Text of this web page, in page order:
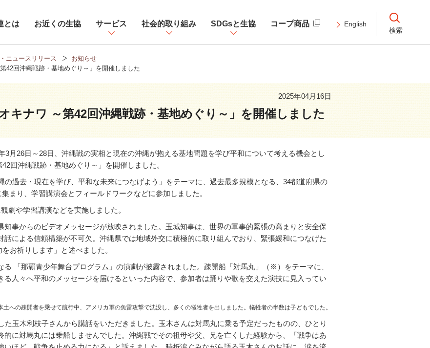
とは お近くの生協 サービス 社会的取り組み SDGsと生協 コープ商品
English
検索
ニュースリリース
お知らせ
42回沖縄戦跡・基地めぐり～」を開催しました
2025年04月16日
キナワ ～第42回沖縄戦跡・基地めぐり～」を開催しました
3月 26日～ 28日、沖縄戦の実相と現在の沖縄が抱える基地問題を学び平和について考える機会とし
42回沖縄戦跡・基地めぐり～」を開催しました。
の過去・現在を学び、平和な未来につなげよう」をテーマに、過去最多規模となる、34都道府県の
まり、学習講演会とフィールドワークなどに参加しました。
劇や学習講演などを実施しました。
事からのビデオメッセージが放映されました。玉城知事は、世界の軍事的緊張の高まりと安全保
話による信頼構築が不可欠。沖縄県では地域外交に積極的に取り組んでおり、緊張緩和につなげた
お祈りします」と述べました。
る
「那覇青少年舞台プログラム」の演劇が披露されました。疎開船「対馬丸」（※）をテーマに、
人々へ平和のメッセージを届けるといった内容で、参加者は踊りや歌を交えた演技に見入ってい
への疎開者を乗せて航行中、アメリカ軍の魚雷攻撃で沈没し、多くの犠牲者を出しました。犠牲者の半数は子どもでした。
た玉木利枝子さんから講話をいただきました。玉木さんは対馬丸に乗る予定だったものの、ひとり
的に対馬丸には乗船しませんでした。沖縄戦でその祖母や父、兄を亡くした経験から、「戦争はあ